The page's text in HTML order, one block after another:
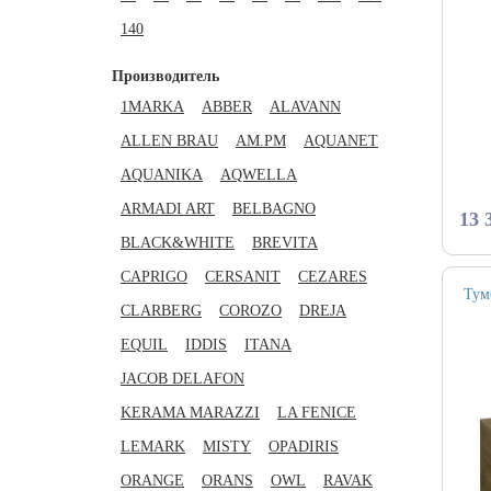
Для
Крючки
Стойки
Для
Светильники
Золото, бронза
140
Производитель
1MARKA
ABBER ALAVANN
ALLEN BRAU AM.PM AQUANET
AQUANIKA AQWELLA
ARMADI ART BELBAGNO
BLACK&WHITE BREVITA
CAPRIGO CERSANIT CEZARES
CLARBERG COROZO DREJA
EQUIL IDDIS ITANA
JACOB DELAFON
KERAMA MARAZZI LA FENICE
LEMARK MISTY OPADIRIS
ORANGE ORANS OWL RAVAK
13